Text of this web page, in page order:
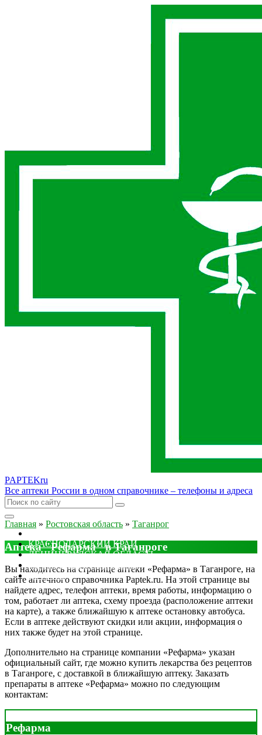
PAPTEKru
Все аптеки России в одном справочнике – телефоны и адреса
КРАСНОДАРСКИЙ КРАЙ
ЛЕНИНГРАДСКАЯ ОБЛАСТЬ
ДРУГИЕ
Главная » Ростовская область » Таганрог
Аптека "Рефарма" в Таганроге
Вы находитесь на странице аптеки «Рефарма» в Таганроге, на
сайте аптечного справочника Paptek.ru. На этой странице вы
найдете адрес, телефон аптеки, время работы, информацию о
том, работает ли аптека, схему проезда (расположение аптеки
на карте), а также ближайшую к аптеке остановку автобуса.
Если в аптеке действуют скидки или акции, информация о
них также будет на этой странице.
Дополнительно на странице компании «Рефарма» указан
официальный сайт, где можно купить лекарства без рецептов
в Таганроге, с доставкой в ближайшую аптеку. Заказать
препараты в аптеке «Рефарма» можно по следующим
контактам:
Рефарма